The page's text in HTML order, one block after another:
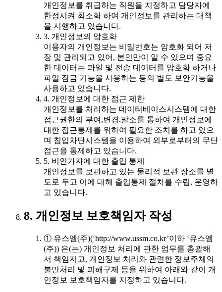
개인정보를 취급하는 직원을 지정하고 담당자에
한정시켜 최소화 하여 개인정보를 관리하는 대책
을 시행하고 있습니다.
3. 개인정보의 암호화
이용자의 개인정보는 비밀번호는 암호화 되어 저
장 및 관리되고 있어, 본인만이 알 수 있으며 중요
한 데이터는 파일 및 전송 데이터를 암호화 하거나
파일 잠금 기능을 사용하는 등의 별도 보안기능을
사용하고 있습니다.
4. 개인정보에 대한 접근 제한
개인정보를 처리하는 데이터베이스시스템에 대한
접근권한의 부여,변경,말소를 통하여 개인정보에
대한 접근통제를 위하여 필요한 조치를 하고 있으
며 침입차단시스템을 이용하여 외부로부터의 무단
접근을 통제하고 있습니다.
5. 비인가자에 대한 출입 통제
개인정보를 보관하고 있는 물리적 보관 장소를 별
도로 두고 이에 대해 출입통제 절차를 수립, 운영하
고 있습니다.
8. 개인정보 보호책임자 작성
① 유스엠(주)(‘http://www.ussm.co.kr’이하 ‘유스엠
(주)) 은(는) 개인정보 처리에 관한 업무를 총괄해
서 책임지고, 개인정보 처리와 관련한 정보주체의
불만처리 및 피해구제 등을 위하여 아래와 같이 개
인정보 보호책임자를 지정하고 있습니다.